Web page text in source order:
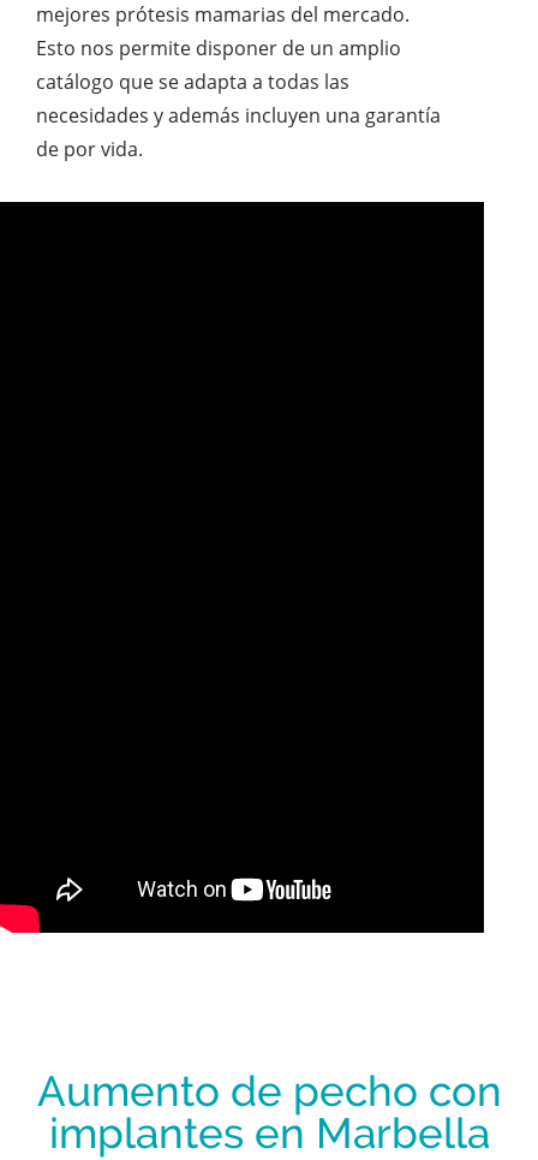
mejores prótesis mamarias del mercado.
Esto nos permite disponer de un amplio
catálogo que se adapta a todas las
necesidades y además incluyen una garantía
de por vida.
Aumento de pecho con
implantes en Marbella